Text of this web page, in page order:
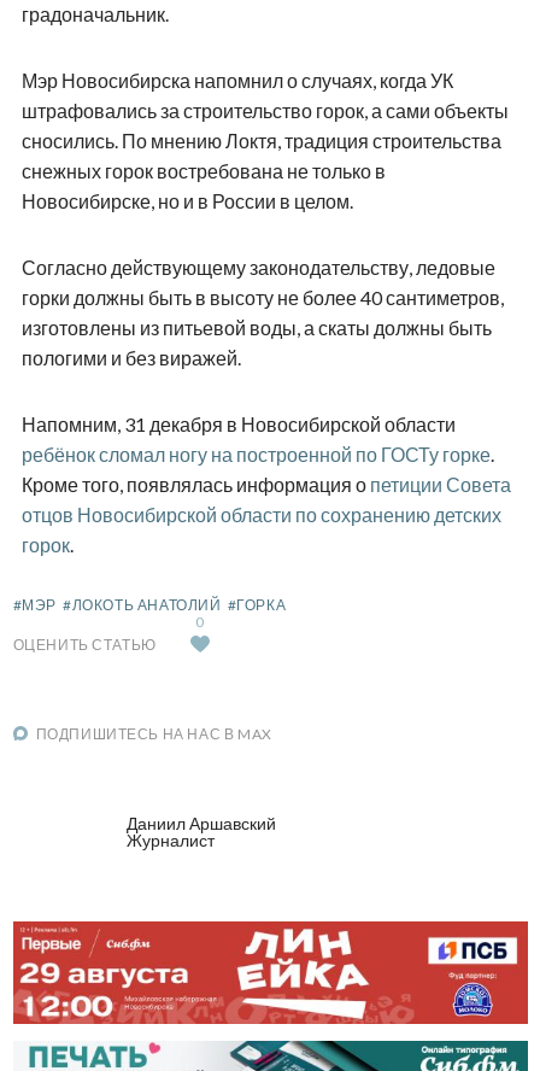
градоначальник.
Мэр Новосибирска напомнил о случаях, когда УК
штрафовались за строительство горок, а сами объекты
сносились. По мнению Локтя, традиция строительства
снежных горок востребована не только в
Новосибирске, но и в России в целом.
Согласно действующему законодательству, ледовые
горки должны быть в высоту не более 40 сантиметров,
изготовлены из питьевой воды, а скаты должны быть
пологими и без виражей.
Напомним, 31 декабря в Новосибирской области
ребёнок сломал ногу на построенной по ГОСТу горке.
Кроме того, появлялась информация о петиции Совета
отцов Новосибирской области по сохранению детских
горок.
#МЭР #ЛОКОТЬ АНАТОЛИЙ #ГОРКА
ОЦЕНИТЬ СТАТЬЮ
0
ПОДПИШИТЕСЬ НА НАС В MAX
Даниил Аршавский
Журналист